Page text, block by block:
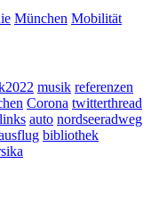
München Mobilität
musik referenzen
Corona twitterthread
links auto nordseeradweg
bibliothek